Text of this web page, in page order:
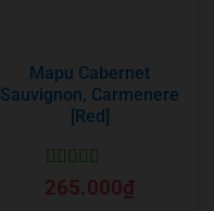
Mapu Cabernet
Sauvignon, Carmenere
[Red]
Được xếp
hạng55 sao
265.000₫